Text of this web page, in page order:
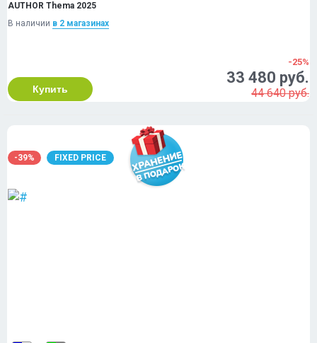
AUTHOR Thema 2025
В наличии в 2 магазинах
Купить
-25%
33 480 руб.
44 640 руб.
-39% FIXED PRICE